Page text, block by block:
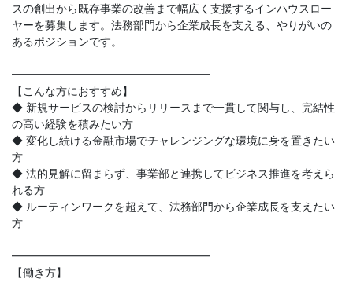
スの創出から既存事業の改善まで幅広く支援するインハウスロー
ヤーを募集します。法務部門から企業成長を支える、やりがいの
あるポジションです。
━━━━━━━━━━━━━━━━━━
【こんな方におすすめ】
◆ 新規サービスの検討からリリースまで一貫して関与し、完結性
の高い経験を積みたい方
◆ 変化し続ける金融市場でチャレンジングな環境に身を置きたい
方
◆ 法的見解に留まらず、事業部と連携してビジネス推進を考えら
れる方
◆ ルーティンワークを超えて、法務部門から企業成長を支えたい
方
━━━━━━━━━━━━━━━━━━
【働き方】